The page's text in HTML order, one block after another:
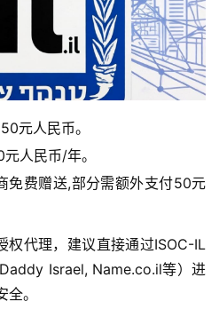
元人民币。
人民币/年。
免费赠送,部分需额外支付50元
权代理，建议直接通过ISOC-IL
Israel, Name.co.il等）进
。